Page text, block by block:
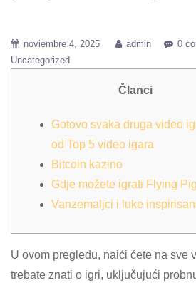
noviembre 4, 2025 admin
0
Uncategorized
Članci
Gotovo svaka druga video
od Top 5 video igara
Bitcoin kazino
Gdje možete igrati Flying
Vanzemaljci i luke
U ovom pregledu, naići ćete na sve
trebate znati o igri, uključujući